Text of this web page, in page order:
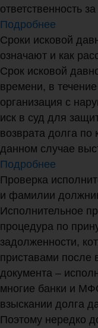
ответственность
Подробнее
Сроки исковой
означают и как
Срок исковой
времени, в
организация с
иск в суд для
возврата долга по
данном случае
Подробнее
Проверка
и фамилии
Исполнительное
процедура по
задолженности,
приставами после
документа –
многие банки и
взыскании долга
Поэтому нередко